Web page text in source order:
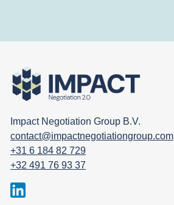
Impact Negotiation Group B.V.
contact@impactnegotiationgroup.com
+31 6 184 82 729
+32 491 76 93 37